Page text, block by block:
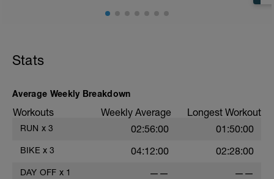
Stats
Average Weekly Breakdown
Workouts Weekly Average Longest Workout
RUN x 3 02:56:00 01:50:00
BIKE x 3 04:12:00 02:28:00
DAY OFF x 1 —— ——